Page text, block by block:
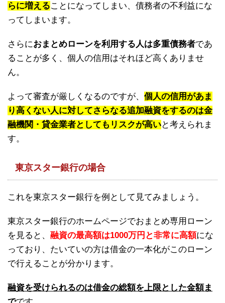
らに増えることになってしまい、債務者の不利益にな
ってしまいます。
さらにおまとめローンを利用する人は多重債務者であ
ることが多く、個人の信用はそれほど高くありませ
ん。
よって審査が厳しくなるのですが、 個人の信用があま
り高くない人に対してさらなる追加融資をするのは金
融機関・貸金業者としてもリスクが高いと考えられま
す。
東京スター銀行の場合
これを東京スター銀行を例として見てみましょう。
東京スター銀行のホームページでおまとめ専用ローン
を見ると、 融資の最高額は1000万円と非常に高額にな
っており、たいていの方は借金の一本化がこのローン
で行えることが分かります。
融資を受けられるのは借金の総額を上限とした金額ま